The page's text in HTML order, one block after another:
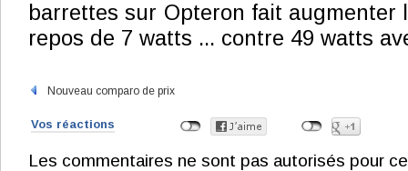
barrettes sur Opteron fait augmenter
repos de 7 watts ... contre 49 watts
Nouveau comparo de prix
Vos réactions
Les commentaires ne sont pas autorisés pour